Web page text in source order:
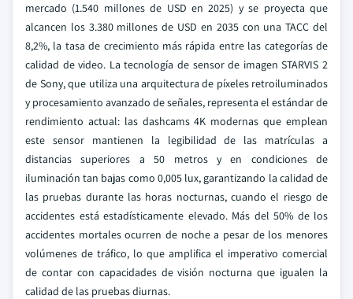
mercado (1.540 millones de USD en 2025) y se proyecta que
alcancen los 3.380 millones de USD en 2035 con una TACC del
8,2%, la tasa de crecimiento más rápida entre las categorías de
calidad de video. La tecnología de sensor de imagen STARVIS 2
de Sony, que utiliza una arquitectura de píxeles retroiluminados
y procesamiento avanzado de señales, representa el estándar de
rendimiento actual: las dashcams 4K modernas que emplean
este sensor mantienen la legibilidad de las matrículas a
distancias superiores a 50 metros y en condiciones de
iluminación tan bajas como 0,005 lux, garantizando la calidad de
las pruebas durante las horas nocturnas, cuando el riesgo de
accidentes está estadísticamente elevado. Más del 50% de los
accidentes mortales ocurren de noche a pesar de los menores
volúmenes de tráfico, lo que amplifica el imperativo comercial
de contar con capacidades de visión nocturna que igualen la
calidad de las pruebas diurnas.